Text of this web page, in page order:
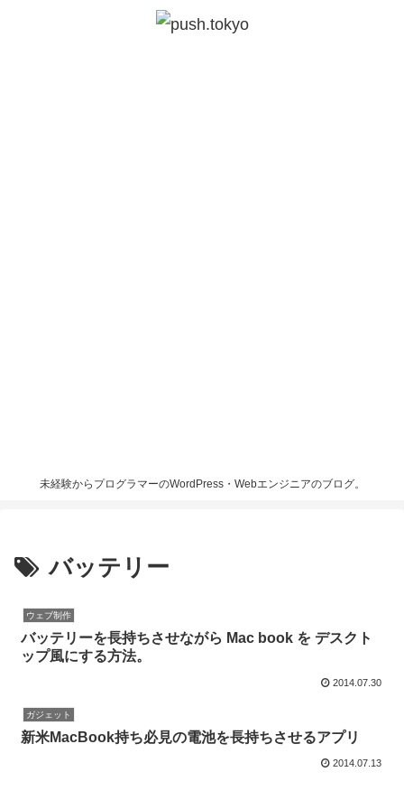
未経験からプログラマーのWordPress・Webエンジニアのブログ。
バッテリー
ウェブ制作
バッテリーを長持ちさせながら Mac book を デスクト
ップ風にする方法。
2014.07.30
ガジェット
新米MacBook持ち必見の電池を長持ちさせるアプリ
2014.07.13